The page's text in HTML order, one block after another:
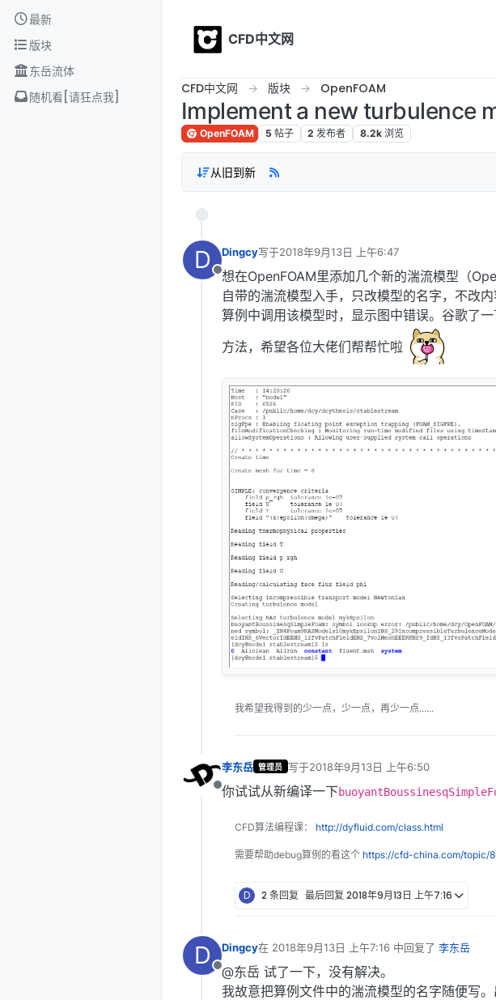
Skip to content
最新
版块
东岳流体
随机看[请狂点我]
CFD中文网
CFD中文网 版块 OpenFOAM
Implement a new turbulence
OpenFOAM 5 帖子 2 发布者 8.2k 浏览
从旧到新
D
离线
Dingcy写于2018年9月13日 上午6:47
最后由 编辑
想在OpenFOAM里添加几个新的湍流模型（
自带的湍流模型入手，只改模型的名字，不改
算例中调用该模型时，显示图中错误。谷歌了
方法，希望各位大佬们帮帮忙啦
我希望我得到的少一点，少一点，再少一点......
离线
李东岳 管理员 写于2018年9月13日 上午6:50
最后由 编辑
你试试从新编译一下
CFD算法编程课： http://dyfluid.com/class.html
需要帮助debug算例的看这个 https://cfd-china.com/topic/
D 2 条回复 最后回复 2018年9月13日 上午7:16
D
离线
Dingcy在 2018年9月13日 上午7:16 中回复了 李东岳
最后由 编辑
@东岳 试了一下，没有解决。
我故意把算例文件中的湍流模型的名字随便写